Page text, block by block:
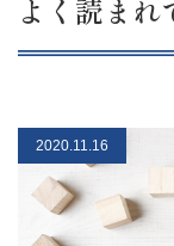
よく読まれ
2020.11.16